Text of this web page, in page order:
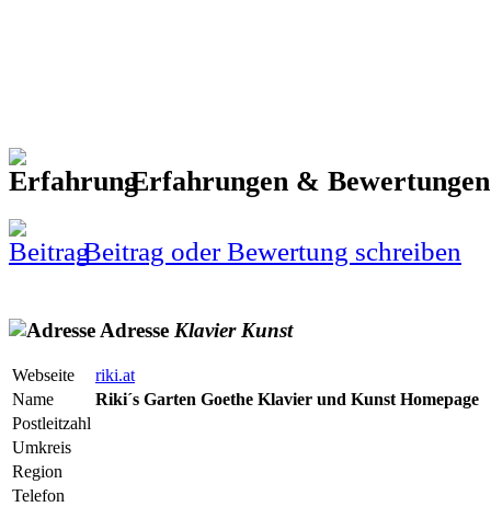
Erfahrungen &
Beitrag oder Bewertung schreiben
Adresse Klavier Kunst
Webseite
riki.at
Name
Riki´s Garten Goethe Klavier und Kunst Homepage
Postleitzahl
Umkreis
Region
Telefon